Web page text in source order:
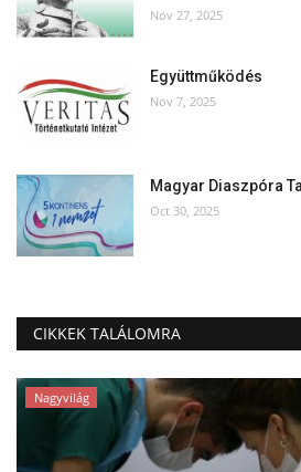
Nov 27, 2025
Együttműködés
Nov 7, 2025
Magyar Diaszpóra
Oct 30, 2025
CIKKEK TALÁLOMRA
Nagyvilág